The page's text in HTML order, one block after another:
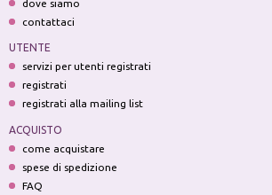
dove siamo
contattaci
UTENTE
servizi per utenti registrati
registrati
registrati alla mailing list
ACQUISTO
come acquistare
spese di spedizione
FAQ